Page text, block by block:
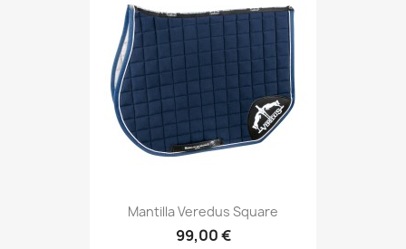
Mantilla Veredus Square
99,00 €